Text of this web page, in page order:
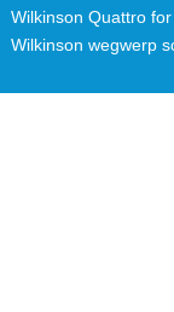
Wilkinson Quattro
Wilkinson wegwerp